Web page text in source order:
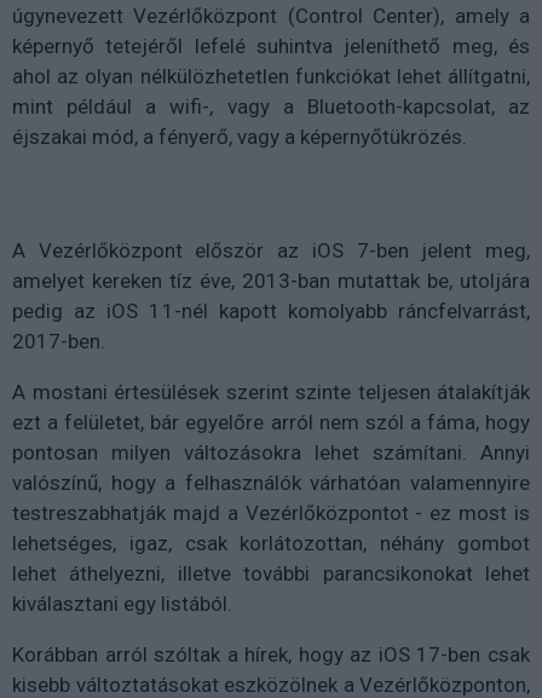
úgynevezett Vezérlőközpont (Control Center), amely a
képernyő tetejéről lefelé suhintva jeleníthető meg, és
ahol az olyan nélkülözhetetlen funkciókat lehet állítgatni,
mint például a wifi-, vagy a Bluetooth-kapcsolat, az
éjszakai mód, a fényerő, vagy a képernyőtükrözés.
A Vezérlőközpont először az iOS 7-ben jelent meg,
amelyet kereken tíz éve, 2013-ban mutattak be, utoljára
pedig az iOS 11-nél kapott komolyabb ráncfelvarrást,
2017-ben.
A mostani értesülések szerint szinte teljesen átalakítják
ezt a felületet, bár egyelőre arról nem szól a fáma, hogy
pontosan milyen változásokra lehet számítani. Annyi
valószínű, hogy a felhasználók várhatóan valamennyire
testreszabhatják majd a Vezérlőközpontot - ez most is
lehetséges, igaz, csak korlátozottan, néhány gombot
lehet áthelyezni, illetve további parancsikonokat lehet
kiválasztani egy listából.
Korábban arról szóltak a hírek, hogy az iOS 17-ben csak
kisebb változtatásokat eszközölnek a Vezérlőközponton,